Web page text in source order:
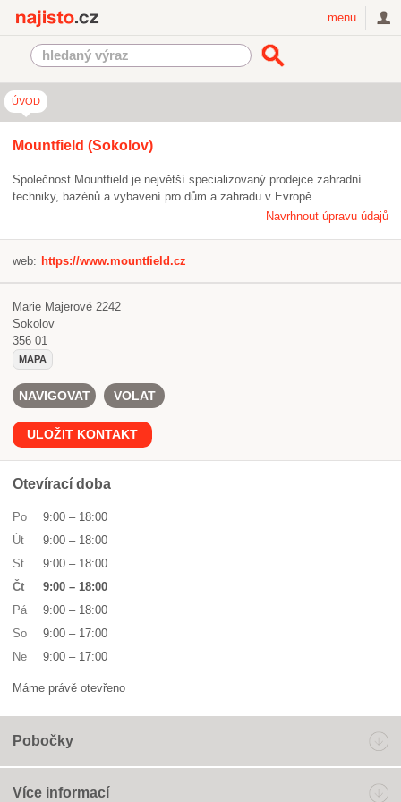
menu
ÚVOD
Mountfield (Sokolov)
Společnost Mountfield je největší specializovaný prodejce zahradní
techniky, bazénů a vybavení pro dům a zahradu v Evropě.
Navrhnout úpravu údajů
web: https://www.mountfield.cz
Marie Majerové 2242
Sokolov
356 01
MAPA
NAVIGOVAT VOLAT
ULOŽIT KONTAKT
Otevírací doba
Po 9:00 – 18:00
Út
9:00 – 18:00
St
9:00 – 18:00
Čt
9:00 – 18:00
Pá
9:00 – 18:00
So
9:00 – 17:00
Ne
9:00 – 17:00
Máme právě otevřeno
Pobočky
Více informací